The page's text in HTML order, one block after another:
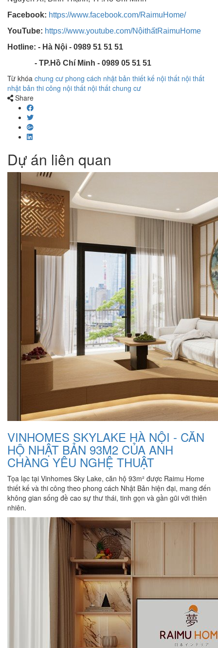
Facebook: https://www.facebook.com/RaimuHome/
YouTube: https://www.youtube.com/NộithấtRaimuHome
Hotline: - Hà Nội - 0989 51 51 51
- TP.Hồ Chí Minh - 0989 05 51 51
Từ khóa chung cư phong cách nhật bản thiết kế nội thất nội thất
nhật bản thi công nội thất nội thất chung cư
Share
Dự án liên quan
VINHOMES SKYLAKE HÀ NỘI - CĂN
HỘ NHẬT BẢN 93M2 CỦA ANH
CHÀNG YÊU NGHỆ THUẬT
Tọa lạc tại Vinhomes Sky Lake, căn hộ 93m² được Raimu Home
thiết kế và thi công theo phong cách Nhật Bản hiện đại, mang đến
không gian sống đề cao sự thư thái, tinh gọn và gần gũi với thiên
nhiên.